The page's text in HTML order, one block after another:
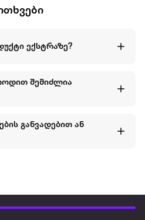
ექსტრაზე?
შემიძლია
განვადებით ან